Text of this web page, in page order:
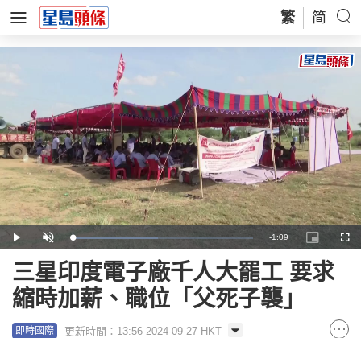
繁 简
Play Unmute Loaded:
47.37%
Remaining
Time
-1:09
Picture-
in-
三星印度電子廠千人大罷工 要求
縮時加薪、職位「父死子襲」
即時國際 更新時間：13:56 2024-09-27 HKT